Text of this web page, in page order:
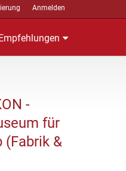
Anmelden
-
für
(Fabrik &